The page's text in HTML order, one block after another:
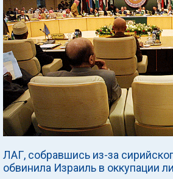
ЛАГ, собравшись из-за
обвинила Израиль в оккупации